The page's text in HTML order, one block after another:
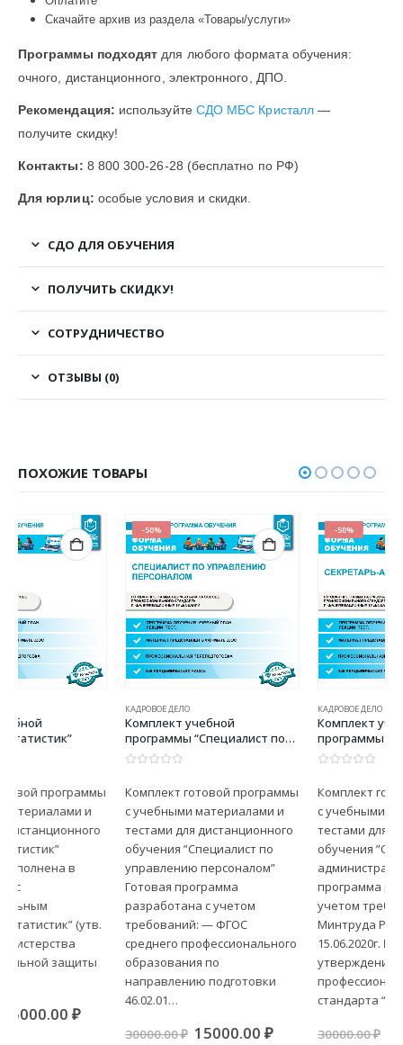
Скачайте архив из раздела «Товары/услуги»
Программы подходят для любого формата обучения:
очного, дистанционного, электронного, ДПО.
Рекомендация: используйте СДО МБС Кристалл—
получите скидку!
Контакты: 8 800 300-26-28 (бесплатно по РФ)
Для юрлиц: особые условия и скидки.
СДО ДЛЯ ОБУЧЕНИЯ
ПОЛУЧИТЬ СКИДКУ!
СОТРУДНИЧЕСТВО
ОТЗЫВЫ (0)
ПОХОЖИЕ ТОВАРЫ
-50%
Комплект учебной
программы “Специалист по
управлению персоналом”
Комплект готовой программы
с учебными материалами и
тестами для дистанционного
обучения ”Специалист по
управлению персоналом”
Готовая программа
разработана с учетом
требований: — ФГОС
среднего профессионального
образования по
направлению подготовки
Первоначальная
15000.00₽Текущая
-50%
Комплект учебной
программы “Секретарь-
Комплект готовой программы
с учебными материалами и
тестами для дистанционного
обучения ”Секретарь-
администратор” Готовая
программа разработана с
учетом требований Приказа
Минтруда России от
15.06.2020г. №333н «Об
утверждении
профессионального
стандарта “Специалист по…
30000.00₽ 15000.00₽